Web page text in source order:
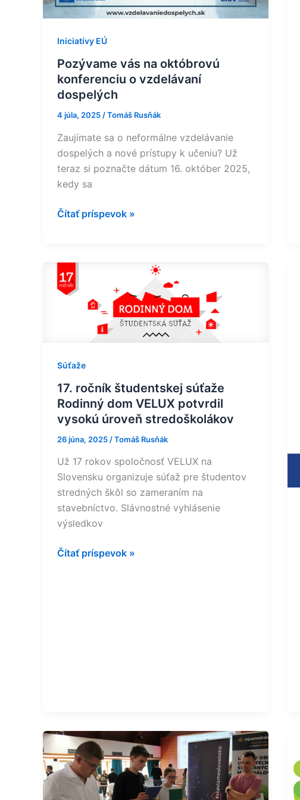
Iniciatívy EÚ
Pozývame vás na októbrovú
konferenciu o vzdelávaní
dospelých
4 júla, 2025 /Tomáš Rusňák
Zaujímate sa o neformálne vzdelávanie
dospelých a nové prístupy k učeniu? Už
teraz si poznačte dátum 16. október 2025,
kedy sa
Čítať príspevok »
Súťaže
17. ročník študentskej súťaže
Rodinný dom VELUX potvrdil
vysokú úroveň stredoškolákov
26 júna, 2025 /Tomáš Rusňák
Už 17 rokov spoločnosť VELUX na
Slovensku organizuje súťaž pre študentov
stredných škôl so zameraním na
stavebníctvo. Slávnostné vyhlásenie
výsledkov
17.
ročník
študentskej
VELUX
vysokú
úroveň
stredoškolákov
Čítať príspevok »
V
oblasti
bezpečnosti